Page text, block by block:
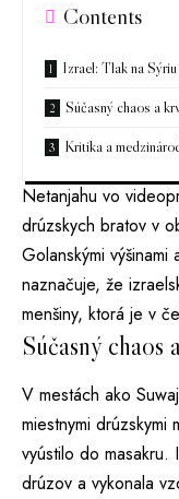
Contents
Izrael: Tlak na
Súčasný chaos a
Kritika a
Netanjahu vo
drúzskych bratov v
Golanskými
naznačuje, že
menšiny, ktorá je v
Súčasný chaos
V mestách ako
miestnymi drúzskymi
vyústilo do masakru.
drúzov a vykonala